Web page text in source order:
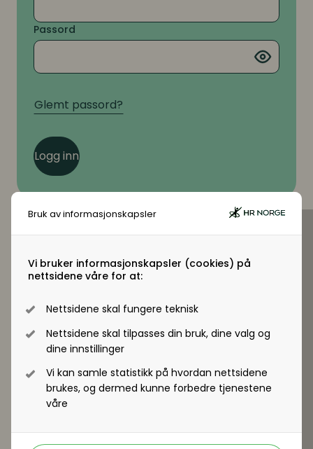
Bruk av informasjonskapsler
Vi bruker informasjonskapsler (cookies) på
nettsidene våre for at:
Nettsidene skal fungere teknisk
Nettsidene skal tilpasses din bruk, dine valg og
dine innstillinger
Vi kan samle statistikk på hvordan nettsidene
brukes, og dermed kunne forbedre tjenestene
våre
Passord
Glemt passord?
Logg inn
Virksomhetsmedlem?
virksomhetsmedlem i HR Norge får alle
ansatte tilgang til +artikler og andre
medlemsfordeler.
Registrer deg - Få tilgang